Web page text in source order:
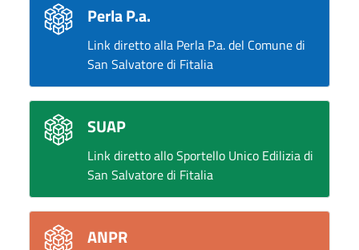
Perla P.a.
Link diretto alla Perla P.a. del Comune di
San Salvatore di Fitalia
SUAP
Link diretto allo Sportello Unico Edilizia di
San Salvatore di Fitalia
ANPR